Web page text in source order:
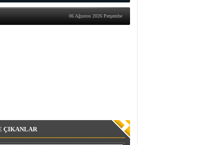
06 Ağustos 2026 Perşembe
ÇIKANLAR